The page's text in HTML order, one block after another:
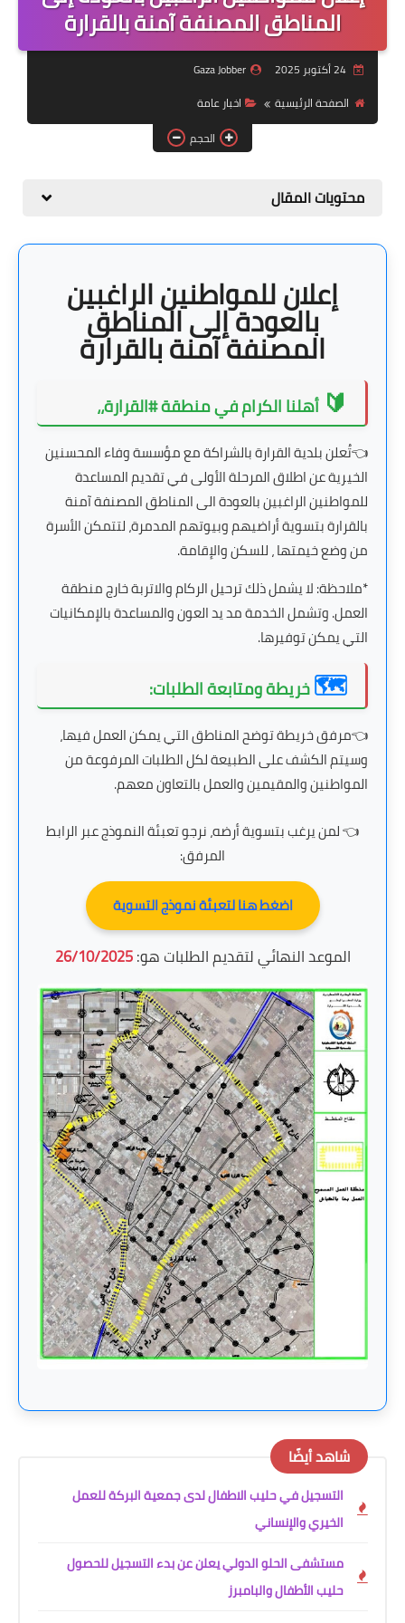
منوعات
نماذج سيرة ذاتية
المناطق المصنفة آمنة بالقرارة
24 أكتوبر 2025
Gaza Jobber
الصفحة الرئيسية
اخبار عامة
الحجم
محتويات المقال
إعلان للمواطنين الراغبين
بالعودة إلى المناطق
المصنفة آمنة بالقرارة
🔰 أهلنا الكرام في منطقة #القرارة،،
👈تُعلن بلدية القرارة بالشراكة مع مؤسسة وفاء المحسنين
الخيرية عن اطلاق المرحلة الأولى في تقديم المساعدة
للمواطنين الراغبين بالعودة الى المناطق المصنفة آمنة
بالقرارة بتسوية أراضيهم وبيوتهم المدمرة، لتتمكن الأسرة
من وضع خيمتها ، للسكن والإقامة.
*ملاحظة: لا يشمل ذلك ترحيل الركام والاتربة خارج منطقة
العمل. وتشمل الخدمة مد يد العون والمساعدة بالإمكانيات
التي يمكن توفيرها.
🗺️خريطة ومتابعة الطلبات:
👈مرفق خريطة توضح المناطق التي يمكن العمل فيها،
وسيتم الكشف على الطبيعة لكل الطلبات المرفوعة من
المواطنين والمقيمين والعمل بالتعاون معهم.
👈 لمن يرغب بتسوية أرضه، نرجو تعبئة النموذج عبر الرابط
المرفق:
اضغط هنا لتعبئة نموذج التسوية
الموعد النهائي لتقديم الطلبات هو:26/10/2025
شاهد أيضًا
التسجيل في حليب الاطفال لدى جمعية البركة للعمل
الخيري والإنساني
مستشفى الحلو الدولي يعلن عن بدء التسجيل للحصول
حليب الأطفال والبامبرز